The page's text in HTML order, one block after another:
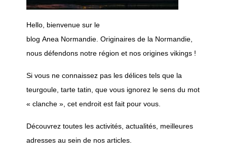
Hello, bienvenue sur le
blog Anea Normandie. Originaires de la Normandie,
nous défendons notre région et nos origines vikings !
Si vous ne connaissez pas les délices tels que la
teurgoule, tarte tatin, que vous ignorez le sens du mot
« clanche », cet endroit est fait pour vous.
Découvrez toutes les activités, actualités, meilleures
adresses au sein de nos articles.